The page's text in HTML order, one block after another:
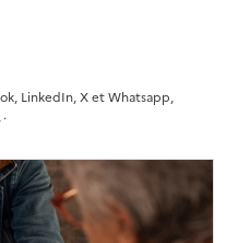
sur X
LinkedIn, X et Whatsapp,
.